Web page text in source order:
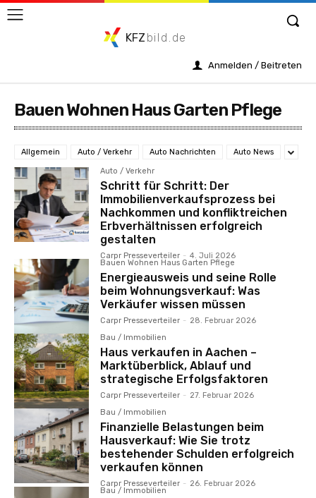
KFZ bild.de
Anmelden / Beitreten
Bauen Wohnen Haus Garten Pflege
Allgemein Auto / Verkehr Auto Nachrichten Auto News
Auto / Verkehr
Schritt für Schritt: Der
Immobilienverkaufsprozess bei
Nachkommen und konfliktreichen
Erbverhältnissen erfolgreich
gestalten
Carpr Presseverteiler - 4. Juli 2026
Bauen Wohnen Haus Garten Pflege
Energieausweis und seine Rolle
beim Wohnungsverkauf: Was
Verkäufer wissen müssen
Carpr Presseverteiler - 28. Februar 2026
Bau / Immobilien
Haus verkaufen in Aachen –
Marktüberblick, Ablauf und
strategische Erfolgsfaktoren
Carpr Presseverteiler - 27. Februar 2026
Bau / Immobilien
Finanzielle Belastungen beim
Hausverkauf: Wie Sie trotz
bestehender Schulden erfolgreich
verkaufen können
Carpr Presseverteiler - 26. Februar 2026
Bau / Immobilien